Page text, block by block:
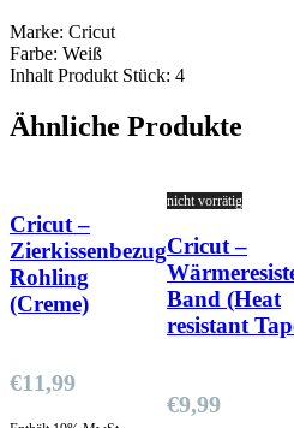
Marke: Cricut
Farbe: Weiß
Inhalt Produkt Stück: 4
Ähnliche Produkte
Cricut –
Zierkissenbezug
Rohling
(Creme)
€11,99
nicht vorrätig
Cricut –
Band (Heat
resistant
€9,99